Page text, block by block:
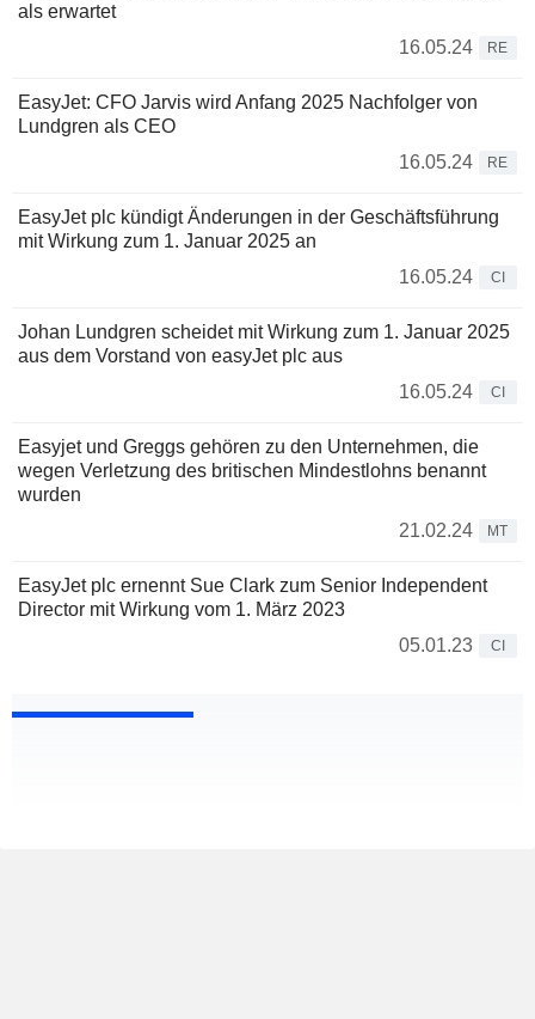
als erwartet
16.05.24
RE
EasyJet: CFO Jarvis wird Anfang 2025 Nachfolger von
Lundgren als CEO
16.05.24
RE
EasyJet plc kündigt Änderungen in der Geschäftsführung
mit Wirkung zum 1. Januar 2025 an
16.05.24
CI
Johan Lundgren scheidet mit Wirkung zum 1. Januar 2025
aus dem Vorstand von easyJet plc aus
16.05.24
CI
Easyjet und Greggs gehören zu den Unternehmen, die
wegen Verletzung des britischen Mindestlohns benannt
wurden
21.02.24
MT
EasyJet plc ernennt Sue Clark zum Senior Independent
Director mit Wirkung vom 1. März 2023
05.01.23
CI